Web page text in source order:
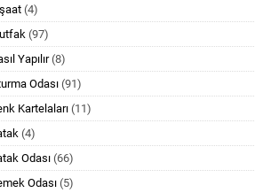
(4)
(97)
Yapılır(8)
Odası(91)
Kartelaları (11)
(4)
Odası (66)
Odası (5)